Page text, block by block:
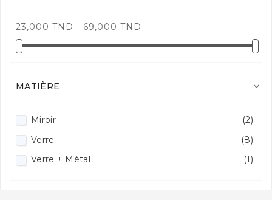
23,000 TND - 69,000 TND
MATIÈRE 
Miroir
(2)
Verre
(8)
Verre + Métal
(1)